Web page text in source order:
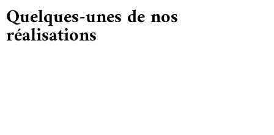
Quelques-unes de nos
réalisations